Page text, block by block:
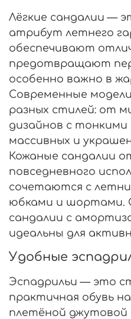
Лёгкие сандалии —
атрибут летнего
обеспечивают
предотвращают
особенно важно в
Современные
разных стилей: от
дизайнов с
массивных и
Кожаные сандалии
повседневного
сочетаются с
юбками и шортами.
сандалии с
идеальны для
Удобные
Эспадрильи — это
практичная обувь
плетёной джутовой